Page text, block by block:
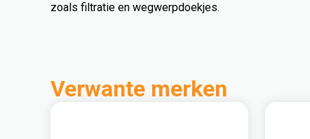
zoals filtratie en wegwerpdoekjes.
Verwante merken